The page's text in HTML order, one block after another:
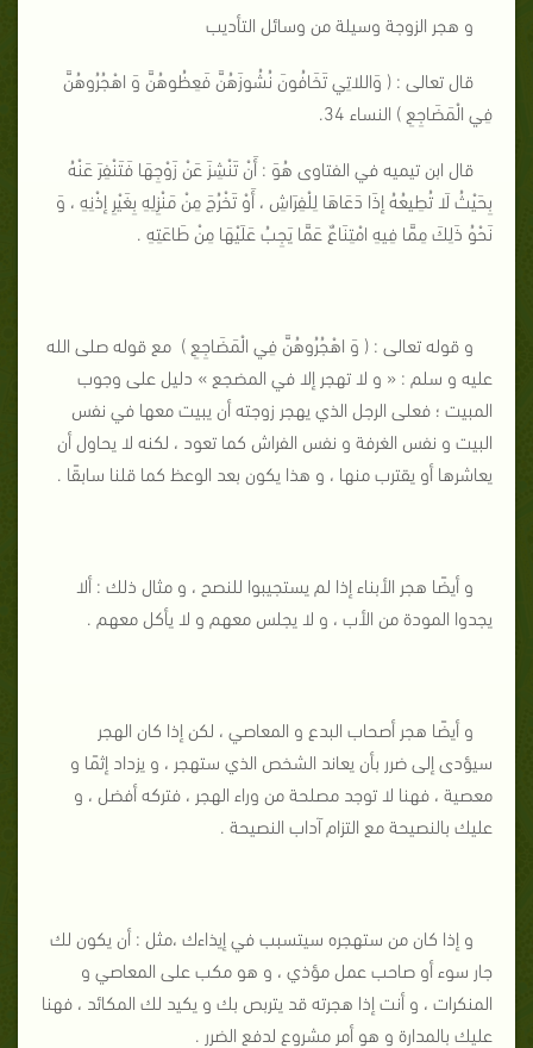
و هجر الزوجة وسيلة من وسائل التأديب
قال تعالى : ( وَاللاتِي تَخَافُونَ نُشُوزَهُنَّ فَعِظُوهُنَّ وَ اهْجُرُوهُنَّ
فِي الْمَضَاجِعِ ) النساء 34.
قال ابن تيميه في الفتاوى هُوَ : أَنْ تَنْشِزَ عَنْ زَوْجِهَا فَتَنْفِرَ عَنْهُ
بِحَيْثُ لَا تُطِيعُهُ إذَا دَعَاهَا لِلْفِرَاشِ ، أَوْ تَخْرُجَ مِنْ مَنْزِلِهِ بِغَيْرِ إذْنِهِ ، وَ
نَحْوُ ذَلِكَ مِمَّا فِيهِ امْتِنَاعٌ عَمَّا يَجِبُ عَلَيْهَا مِنْ طَاعَتِهِ .
و قوله تعالى : ( وَ اهْجُرُوهُنَّ فِي الْمَضَاجِعِ ) مع قوله صلى الله
عليه و سلم : « و لا تهجر إلا في المضجع » دليل على وجوب
المبيت ؛ فعلى الرجل الذي يهجر زوجته أن يبيت معها في نفس
البيت و نفس الغرفة و نفس الفراش كما تعود ، لكنه لا يحاول أن
يعاشرها أو يقترب منها ، و هذا يكون بعد الوعظ كما قلنا سابقًا .
و أيضًا هجر الأبناء إذا لم يستجيبوا للنصح ، و مثال ذلك : ألا
يجدوا المودة من الأب ، و لا يجلس معهم و لا يأكل معهم .
و أيضًا هجر أصحاب البدع و المعاصي ، لكن إذا كان الهجر
سيؤدى إلى ضرر بأن يعاند الشخص الذي ستهجر ، و يزداد إثمًا و
معصية ، فهنا لا توجد مصلحة من وراء الهجر ، فتركه أفضل ، و
عليك بالنصيحة مع التزام آداب النصيحة .
و إذا كان من ستهجره سيتسبب في إيذاءك ،مثل : أن يكون لك
جار سوء أو صاحب عمل مؤذي ، و هو مكب على المعاصي و
المنكرات ، و أنت إذا هجرته قد يتربص بك و يكيد لك المكائد ، فهنا
عليك بالمدارة و هو أمر مشروع لدفع الضرر .